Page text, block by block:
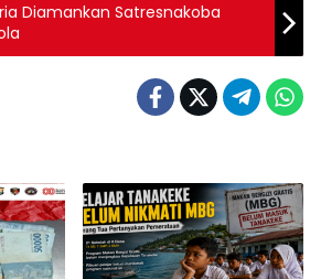
Diamankan Satresnakoba